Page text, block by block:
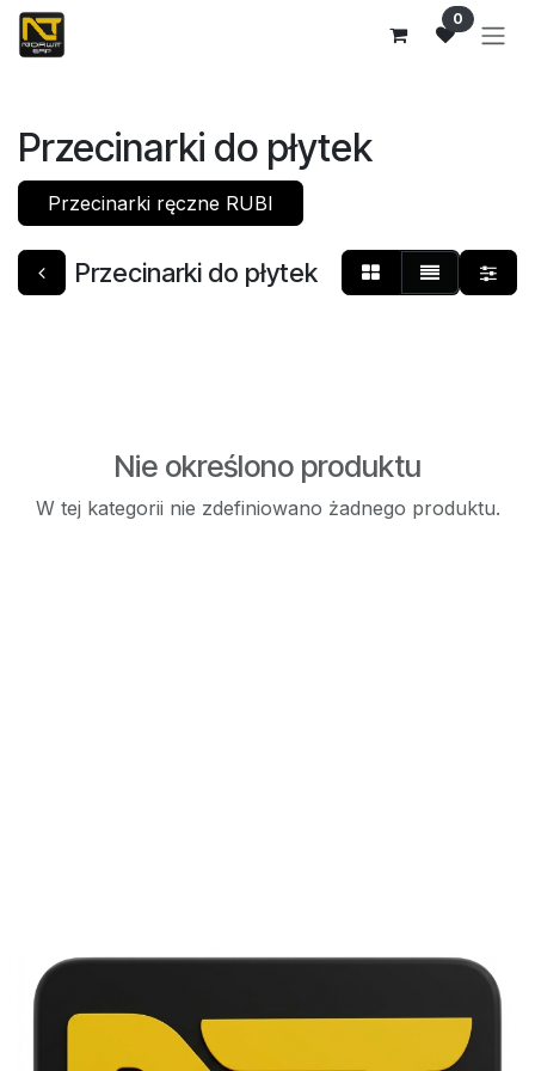
Przejdź do zawartości 0
Przecinarki do płytek
Przecinarki ręczne RUBI
Przecinarki do płytek
Nie określono produktu
W tej kategorii nie zdefiniowano żadnego produktu.